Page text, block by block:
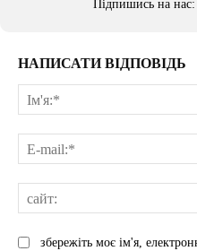
Підпишись на нас:
НАПИСАТИ ВІДПОВІДЬ
збережіть моє ім'я,